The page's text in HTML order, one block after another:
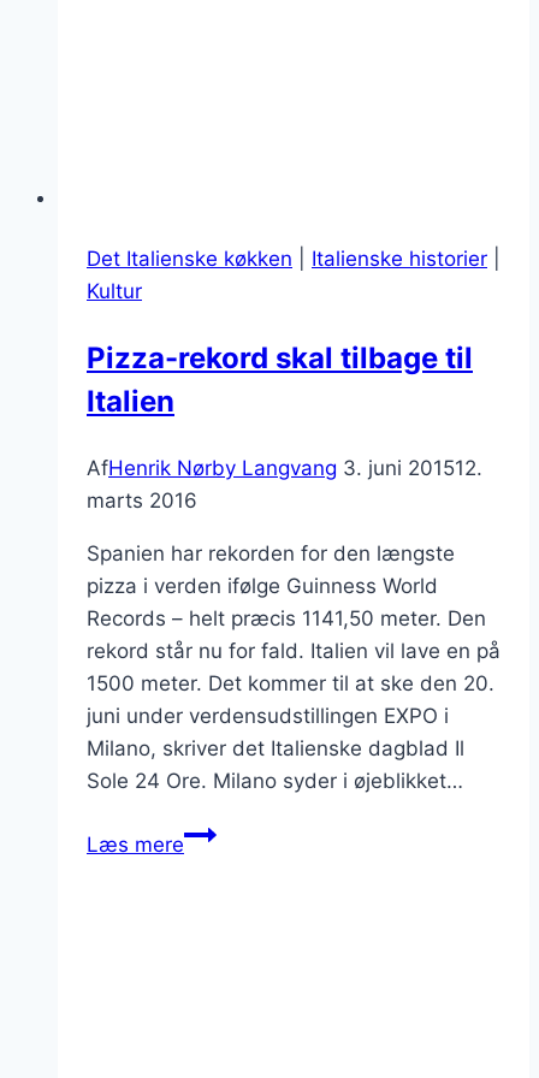
Det Italienske køkken Italienske historier
Kultur
Pizza-rekord skal tilbage til
Italien
AfHenrik Nørby Langvang 3. juni 201512.
marts 2016
Spanien har rekorden for den længste
pizza i verden ifølge Guinness World
Records – helt præcis 1141,50 meter. Den
rekord står nu for fald. Italien vil lave en på
1500 meter. Det kommer til at ske den 20.
juni under verdensudstillingen EXPO i
Milano, skriver det Italienske dagblad Il
Sole 24 Ore. Milano syder i øjeblikket…
Læs merePizza-